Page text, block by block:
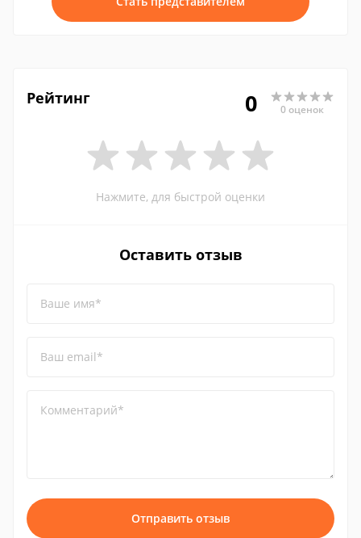
Рейтинг 0 0 оценок
Нажмите, для быстрой оценки
Оставить отзыв
Ваше имя*
Ваш email*
Комментарий*
Отправить отзыв